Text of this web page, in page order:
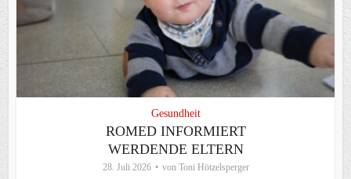
Gesundheit
ROMED INFORMIERT
WERDENDE ELTERN
28. Juli 2026 von Toni Hötzelsperger